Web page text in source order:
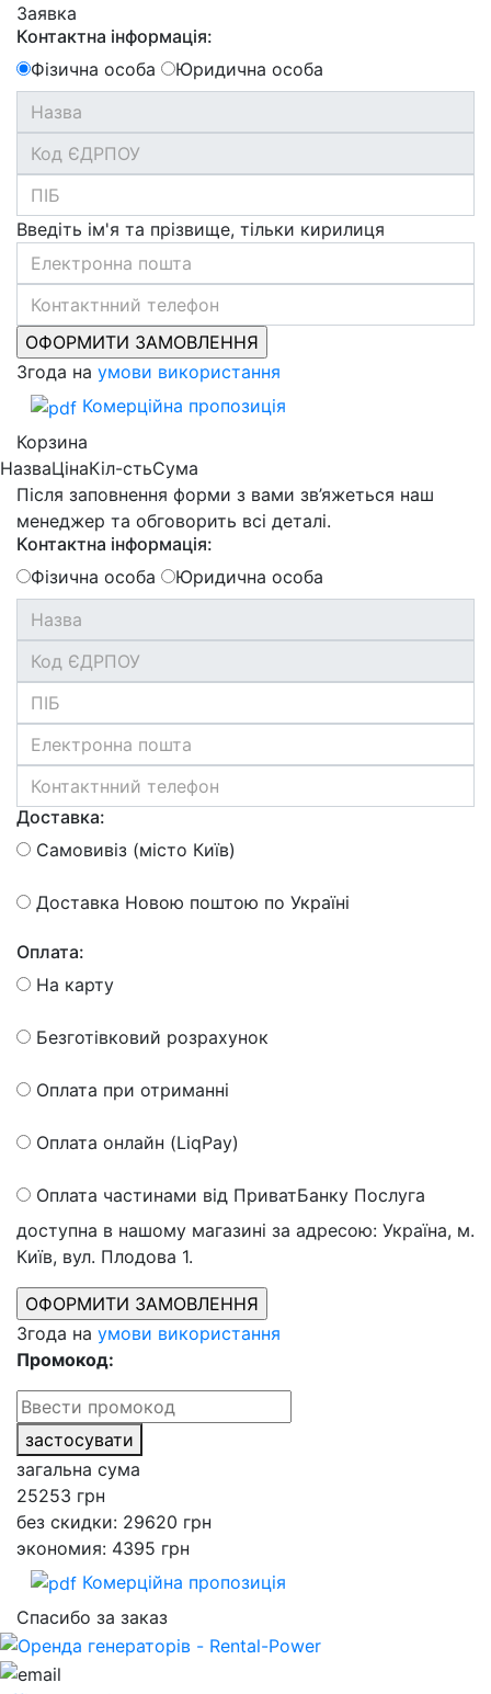
Заявка
Контактна інформація:
Фізична особа
Юридична особа
Введіть ім'я та прізвище, тільки кирилиця
Згода на умови використання
Комерційна пропозиція
Корзина
НазваЦінаКіл-стьСума
Після заповнення форми з вами зв’яжеться наш
менеджер та обговорить всі деталі.
Контактна інформація:
Фізична особа
Юридична особа
Доставка:
Самовивіз (місто Київ)
Доставка Новою поштою по Україні
Оплата:
На карту
Безготівковий розрахунок
Оплата при отриманні
Оплата онлайн (LiqPay)
Оплата частинами від ПриватБанку Послуга
доступна в нашому магазині за адресою: Україна, м.
Київ, вул. Плодова 1.
Згода на умови використання
Промокод:
застосувати
загальна сума
25253 грн
без скидки: 29620 грн
экономия: 4395 грн
Комерційна пропозиція
Спасибо за заказ